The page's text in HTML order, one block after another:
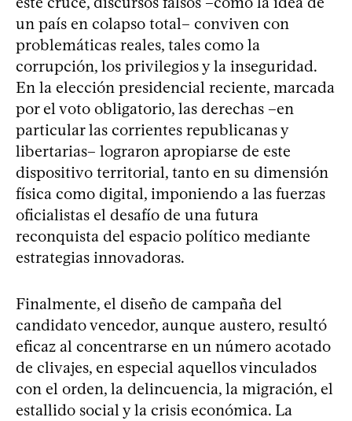
un país en colapso total– conviven con
problemáticas reales, tales como la
corrupción, los privilegios y la inseguridad.
En la elección presidencial reciente, marcada
por el voto obligatorio, las derechas –en
particular las corrientes republicanas y
libertarias– lograron apropiarse de este
dispositivo territorial, tanto en su dimensión
física como digital, imponiendo a las fuerzas
oficialistas el desafío de una futura
reconquista del espacio político mediante
estrategias innovadoras.
Finalmente, el diseño de campaña del
candidato vencedor, aunque austero, resultó
eficaz al concentrarse en un número acotado
de clivajes, en especial aquellos vinculados
con el orden, la delincuencia, la migración, el
estallido social y la crisis económica. La